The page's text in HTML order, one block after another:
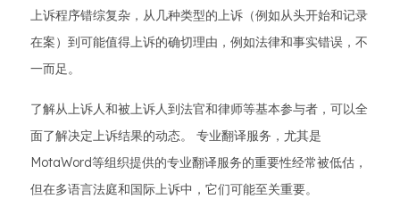
上诉程序错综复杂，从几种类型的上诉（例如从头开始和记录
在案）到可能值得上诉的确切理由，例如法律和事实错误，不
一而足。
了解从上诉人和被上诉人到法官和律师等基本参与者，可以全
面了解决定上诉结果的动态。 专业翻译服务，尤其是
MotaWord等组织提供的专业翻译服务的重要性经常被低估，
但在多语言法庭和国际上诉中，它们可能至关重要。